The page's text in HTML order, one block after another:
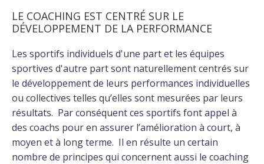
LE COACHING EST CENTRÉ SUR LE
DÉVELOPPEMENT DE LA PERFORMANCE
Les sportifs individuels d'une part et les équipes
sportives d'autre part sont naturellement centrés sur
le développement de leurs performances individuelles
ou collectives telles qu’elles sont mesurées par leurs
résultats. Par conséquent ces sportifs font appel à
des coachs pour en assurer l’amélioration à court, à
moyen et à long terme. Il en résulte un certain
nombre de principes qui concernent aussi le coaching